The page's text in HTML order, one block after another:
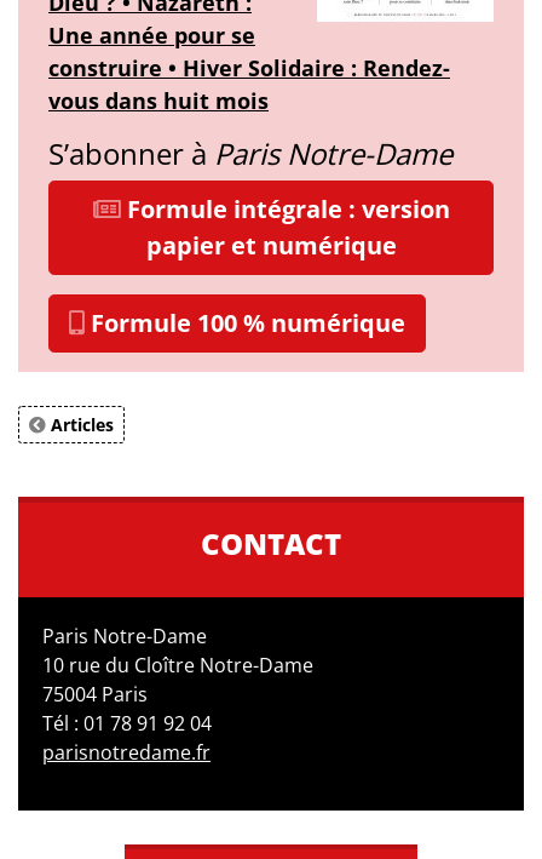
Une année pour se
construire • Hiver Solidaire : Rendez-
vous dans huit mois
S’abonner à Paris Notre-Dame
Formule intégrale : version
papier et numérique
Formule 100 % numérique
Articles
CONTACT
Paris Notre-Dame
10 rue du Cloître Notre-Dame
75004 Paris
Tél : 01 78 91 92 04
parisnotredame.fr